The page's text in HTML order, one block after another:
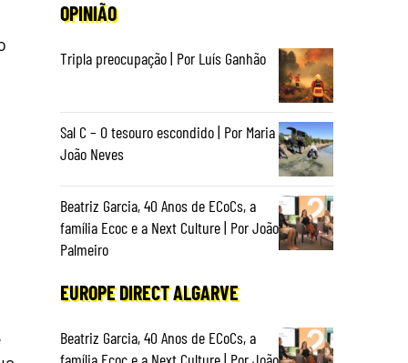
OPINIÃO
Tripla preocupação | Por Luís Ganhão
Sal C – O tesouro escondido | Por Maria
João Neves
Beatriz Garcia, 40 Anos de ECoCs, a
família Ecoc e a Next Culture | Por João
Palmeiro
EUROPE DIRECT ALGARVE
Beatriz Garcia, 40 Anos de ECoCs, a